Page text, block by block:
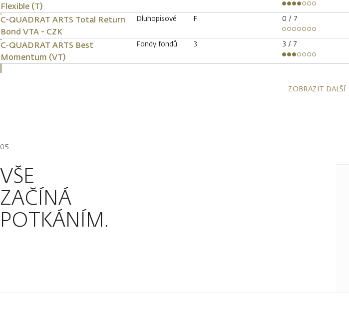
Flexible (T)
C-QUADRAT ARTS Total Return
Bond VTA - CZK
Dluhopisové F 0 / 7
C-QUADRAT ARTS Best
Momentum (VT)
Fondy fondů 3 3 / 7
ZOBRAZIT DALŠÍ
VŠE
ZAČÍNÁ
POTKÁNÍM.